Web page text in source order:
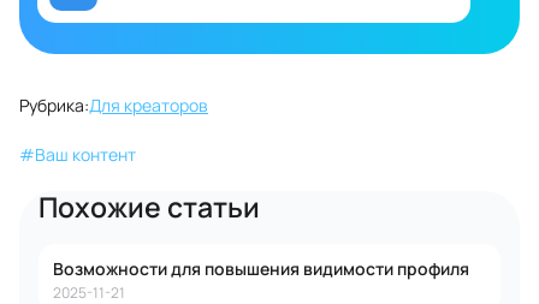
Рубрика:Для креаторов
#Ваш контент
Похожие статьи
Возможности для повышения видимости профиля
2025-11-21